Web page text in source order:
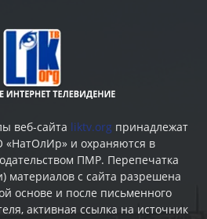
веб-сайта liktv.org принадлежат
и охраняются в
ПМР. Перепечатка
материалов c сайта разрешена
основе и после письменного
активная ссылка на источник